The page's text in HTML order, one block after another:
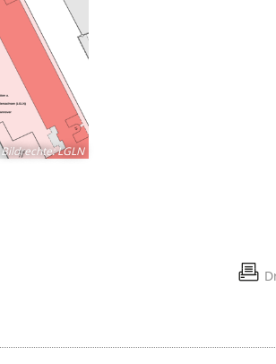
Bildrechte:LGLN